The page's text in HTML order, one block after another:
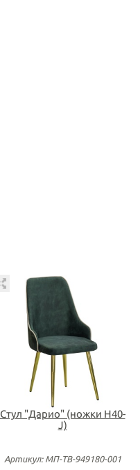
Стул "Дарио" (ножки H40-
J)
Артикул: МП-ТВ-949180-001